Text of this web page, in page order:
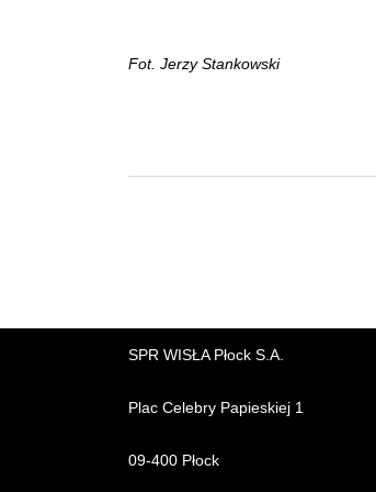
Fot. Jerzy Stankowski
SPR WISŁA Płock S.A.
Plac Celebry Papieskiej 1
09-400 Płock